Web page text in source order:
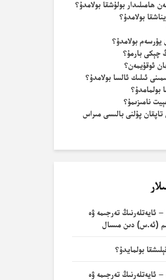
ھامىلىدار بولۇشقا بولامدۇ؟
بولامدۇ؟
يۈرسەم بولامدۇ؟
چېكى بارمۇ؟
ئوقۇيمەن؟
ئىلىك ئالسا بولامدۇ؟
بولمامدۇ؟
نامىزىمۇ؟
پۇلنى بالىسى مىراس
ئەنئام، 74 ~ 81 – ئايەتلەرنىڭ تەرجىمە ۋە
(ئە.س) دىن مىسال
بولمايدۇ؟
ئەنئام، 69 ~ 73 – ئايەتلەرنىڭ تەرجىمە ۋە